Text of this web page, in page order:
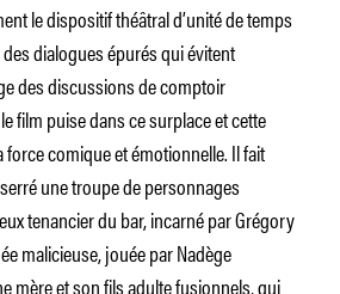
le dispositif théâtral d’unité de temps
des dialogues épurés qui évitent
des discussions de comptoir
film puise dans ce surplace et cette
comique et émotionnelle. Il fait
une troupe de personnages
tenancier du bar, incarné par Grégory
malicieuse, jouée par Nadège
mère et son fils adulte fusionnels, qui